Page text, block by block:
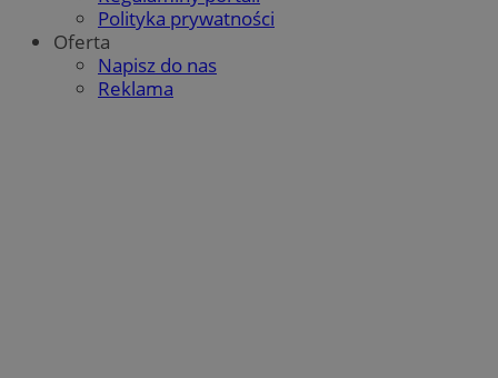
Polityka prywatności
Oferta
Napisz do nas
Reklama